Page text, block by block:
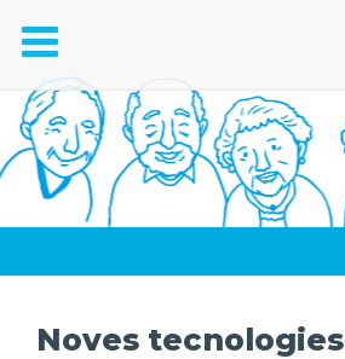
Toggle
navigation
Noves tecnologies